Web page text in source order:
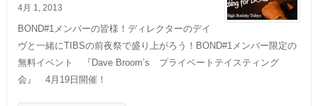
4月 1, 2013
BOND#1メンバーの皆様！ディレクターのデイ
ヴと一緒にTIBSの前夜祭で盛り上がろう！BOND#1メンバー限定の
無料イベント 『Dave Broom’s プライベートテイスティング
会』 4月19日開催！